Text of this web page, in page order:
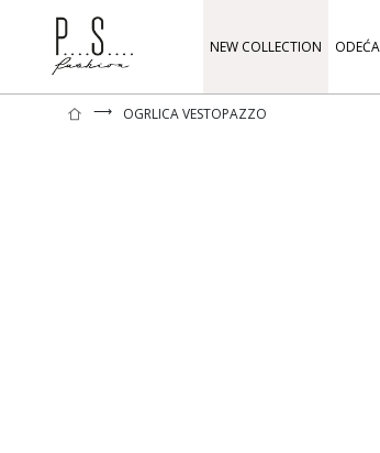
NEW COLLECTION ODEĆA
⟶ OGRLICA VESTOPAZZO